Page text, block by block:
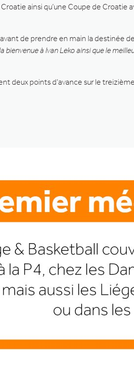
ainsi qu’une Coupe de
de prendre en main la destinée
bienvenue à Ivan Leko ainsi que le
deux points d’avance sur le